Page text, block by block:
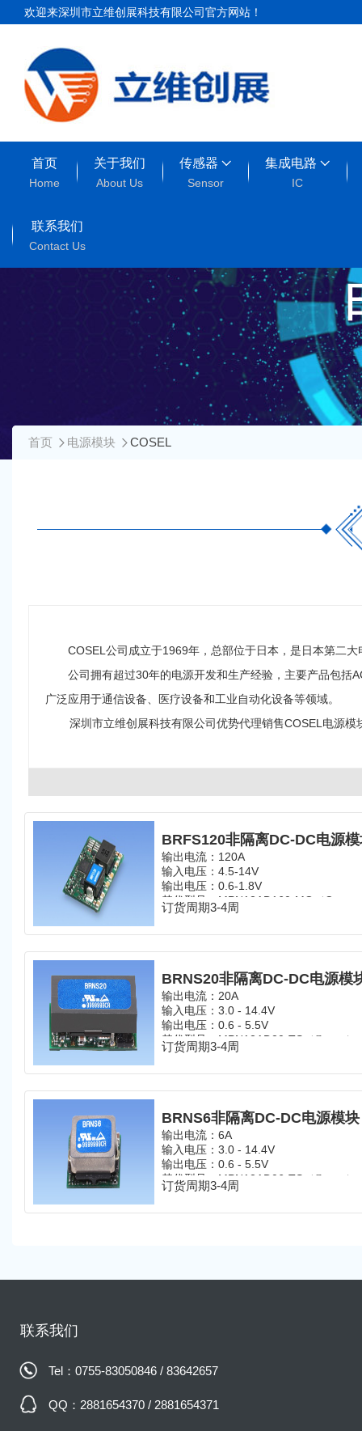
欢迎来深圳市立维创展科技有限公司官方网站！
首页
Home
关于我们
About Us
传感器
Sensor
集成电路
IC
联系我们
Contact Us
首页 电源模块 COSEL
COSEL公司成立于1969年，总部位于日本，是日本第二大
公司拥有超过30年的电源开发和生产经验，主要产品包括
广泛应用于通信设备、医疗设备和工业自动化设备等领域。
深圳市立维创展科技有限公司优势代理销售COSEL电源模
BRFS120非隔离DC-DC电源
输出电流：120A
输入电压：4.5-14V
输出电压：0.6-1.8V
替代型号：MPN12AD160-MQ（
订货周期3-4周
BRNS20非隔离DC-DC电源模
输出电流：20A
输入电压：3.0 - 14.4V
输出电压：0.6 - 5.5V
替代型号： MPN12AD20-TS （ Cyntec ）
订货周期3-4周
BRNS6非隔离DC-DC电源模块
输出电流：6A
输入电压：3.0 - 14.4V
输出电压：0.6 - 5.5V
替代型号： MPN12AD06-TS （ Cyntec ）
订货周期3-4周
联系我们
Tel：0755-83050846 / 83642657
QQ：2881654370 / 2881654371